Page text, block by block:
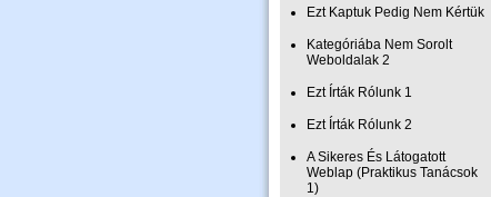
Ezt Kaptuk Pedig Nem Kértük
Kategóriába Nem Sorolt
Weboldalak 2
Ezt Írták Rólunk 1
Ezt Írták Rólunk 2
A Sikeres És Látogatott
Weblap (Praktikus Tanácsok
1)